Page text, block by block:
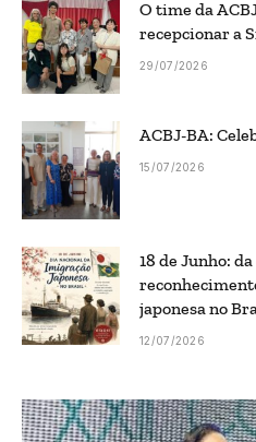
O time da
recepcionar a
29/07/2026
ACBJ-BA:
15/07/2026
18 de Junho:
japonesa no
12/07/2026